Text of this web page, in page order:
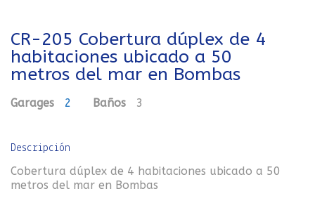
CR-205 Cobertura dúplex de 4
habitaciones ubicado a 50
metros del mar en Bombas
Garages 2 Baños 3
Descripción
Cobertura dúplex de 4 habitaciones ubicado a 50
metros del mar en Bombas